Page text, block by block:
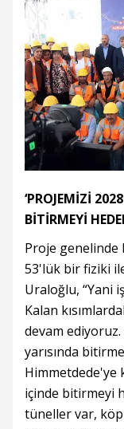
‘PROJEMİZİ
BİTİRMEYİ
Proje genelinde
53'lük bir fiziki
Uraloğlu, “Yani
Kalan
devam ediyoruz.
yarısında
Himmetdede'ye
içinde bitirmeyi
tüneller var,